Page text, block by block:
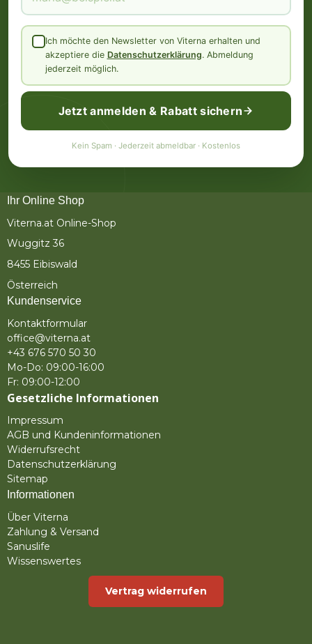
Ich möchte den Newsletter von Viterna erhalten und
akzeptiere die Datenschutzerklärung. Abmeldung
jederzeit möglich.
Jetzt anmelden & Rabatt sichern
Kein Spam · Jederzeit abmeldbar · Kostenlos
Ihr Online Shop
Viterna.at Online-Shop
Wuggitz 36
8455 Eibiswald
Österreich
Kundenservice
Kontaktformular
office@viterna.at
+43 676 570 50 30
Mo-Do: 09:00-16:00
Fr: 09:00-12:00
Gesetzliche Informationen
Impressum
AGB und Kundeninformationen
Widerrufsrecht
Datenschutzerklärung
Sitemap
Informationen
Über Viterna
Zahlung & Versand
Sanuslife
Wissenswertes
Vertrag widerrufen